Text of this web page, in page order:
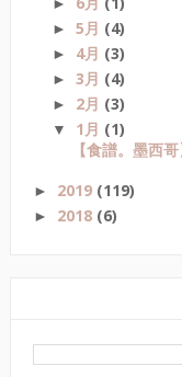
► 5月 (4)
► 4月 (3)
► 3月 (4)
► 2月 (3)
▼ 1月 (1)
【食譜。墨西
► 2019 (119)
► 2018 (6)